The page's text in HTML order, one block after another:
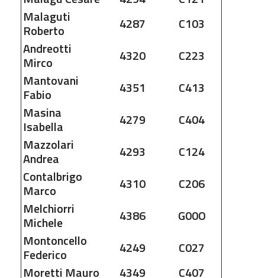
Malaguti
Roberto 4287
C103
Andreotti
Mirco 4320
C223
Mantovani
Fabio 4351
C413
Masina
Isabella 4279
C404
Mazzolari
Andrea 4293
C124
Contalbrigo
Marco 4310
C206
Melchiorri
Michele 4386
G00O
Montoncello
Federico 4249
C027
Moretti Mauro 4349
C407